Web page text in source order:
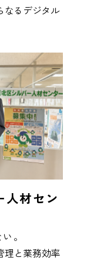
なるデジタル
人材セン
。
理と業務効率